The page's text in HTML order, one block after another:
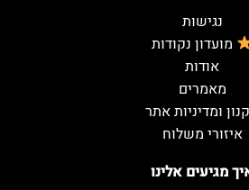
מגיעים אלינו
נגישות
מועדון נקודות
אודות
מאמרים
ומדיניות אתר
איזורי משלוח